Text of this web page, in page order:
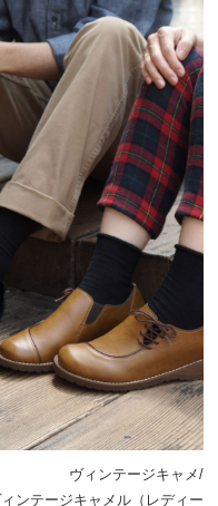
ヴィンテージキャメ/
ンテージキャメル（レディー